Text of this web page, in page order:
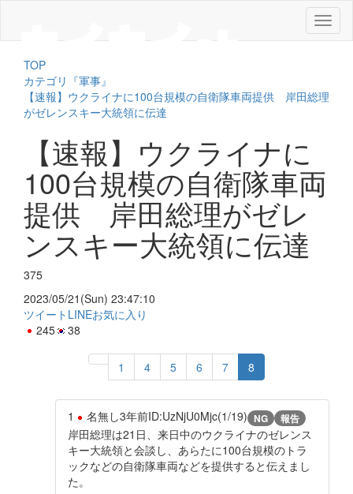
メ
ニ
TOP
カテゴリ『軍事』
【速報】ウクライナに100台規模の自衛隊車両提供 岸田総理
がゼレンスキー大統領に伝達
【速報】ウクライナに
100台規模の自衛隊車両
提供 岸田総理がゼレ
ンスキー大統領に伝達
375
2023/05/21(Sun) 23:47:10
ツイート LINEお気に入り
245
38
1 4 5 6 7 8
1 名無し3年前ID:UzNjU0Mjc(1/19) NG 報告
岸田総理は21日、来日中のウクライナのゼレンス
キー大統領と会談し、あらたに100台規模のトラ
ックなどの自衛隊車両などを提供すると伝えまし
た。